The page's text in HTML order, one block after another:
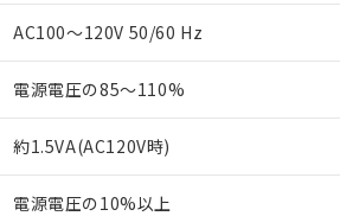
AC100～120V 50/60 Hz
電源電圧の85～110%
約1.5VA(AC120V時)
電源電圧の10%以上